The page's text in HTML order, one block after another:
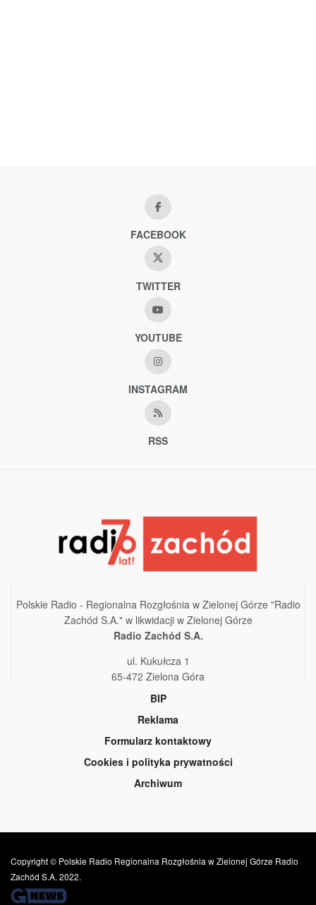
FACEBOOK
TWITTER
YOUTUBE
INSTAGRAM
RSS
Polskie Radio - Regionalna Rozgłośnia w Zielonej Górze "Radio
Zachód S.A." w likwidacji w Zielonej Górze
Radio Zachód S.A.
ul. Kukułcza 1
65-472 Zielona Góra
BIP
Reklama
Formularz kontaktowy
Cookies i polityka prywatności
Archiwum
Copyright © Polskie Radio Regionalna Rozgłośnia w Zielonej Górze Radio
Zachód S.A. 2022.